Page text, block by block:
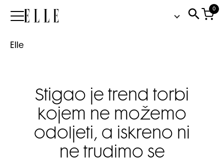
Elle
0
Elle
Stigao je trend torbi
kojem ne možemo
odoljeti, a iskreno ni
ne trudimo se